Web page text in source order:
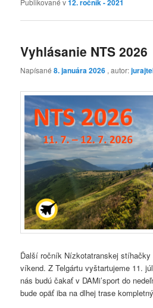
Publikované v12. ročník - 2021
Vyhlásanie NTS 2026
Napísané8. januára 2026 , autor:
Ďalší ročník Nízkotatranskej
víkend. Z Telgártu vyštartujeme 11.
nás budú čakať v DAMi’sport do
bude opäť iba na dlhej trase